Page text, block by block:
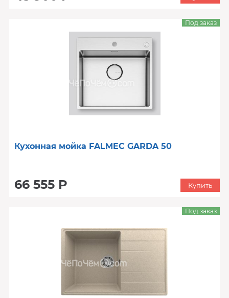
Кухонная мойка FALMEC GARDA 50
66 555 Р
Под заказ
Купить
Под заказ